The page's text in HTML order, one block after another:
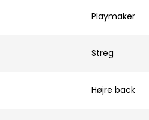
Playmaker
Streg
Højre back